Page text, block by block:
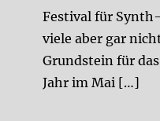
Festival für
viele aber gar
Grundstein für
Jahr im Mai […]